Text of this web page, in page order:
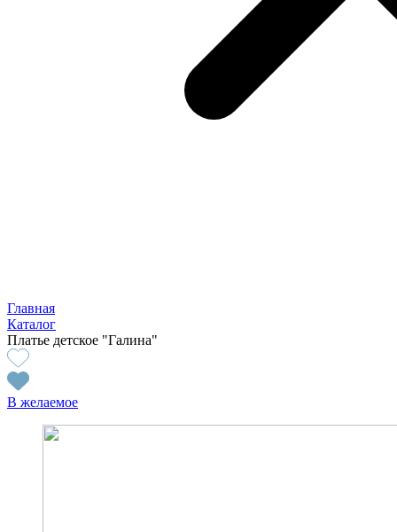
Главная
Каталог
Платье детское "Галина"
В желаемое